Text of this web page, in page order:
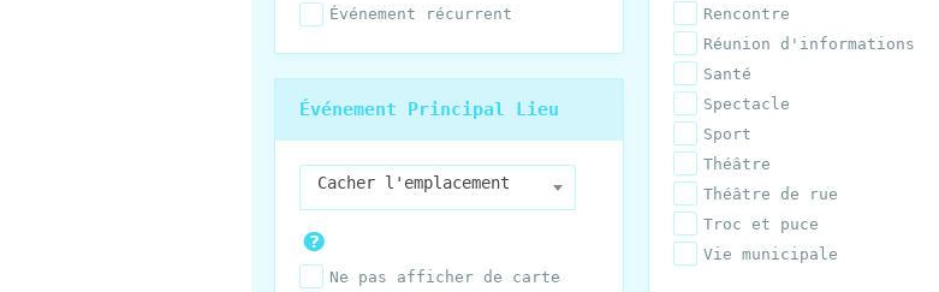
Événement récurrent
Événement Principal Lieu
Cacher l'emplacement
Ne pas afficher de carte
Rencontre
Réunion d'informations
Santé
Spectacle
Sport
Théâtre
Théâtre de rue
Troc et puce
Vie municipale